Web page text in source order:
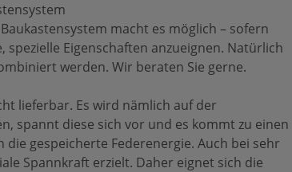
macht es möglich – sofern
spezielle Eigenschaften anzueignen. Natürlich
werden. Wir beraten Sie gerne.
lieferbar. Es wird nämlich auf der
spannt diese sich vor und es kommt zu einen
gespeicherte Federenergie. Auch bei sehr
Spannkraft erzielt. Daher eignet sich die